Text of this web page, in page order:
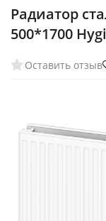
Радиатор
500*1700
Оставить отзыв